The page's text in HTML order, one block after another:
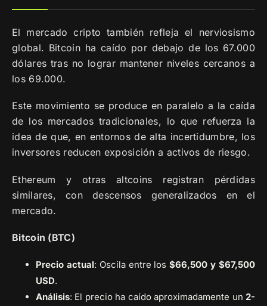
El mercado cripto también refleja el nerviosismo
global. Bitcoin ha caído por debajo de los 67.000
dólares tras no lograr mantener niveles cercanos a
los 69.000.
Este movimiento se produce en paralelo a la caída
de los mercados tradicionales, lo que refuerza la
idea de que, en entornos de alta incertidumbre, los
inversores reducen exposición a activos de riesgo.
Ethereum y otras altcoins registran pérdidas
similares, con descensos generalizados en el
mercado.
Bitcoin (BTC)
Precio actual: Oscila entre los$66,500 y $67,500
USD.
Análisis: El precio ha caído aproximadamente un 2-